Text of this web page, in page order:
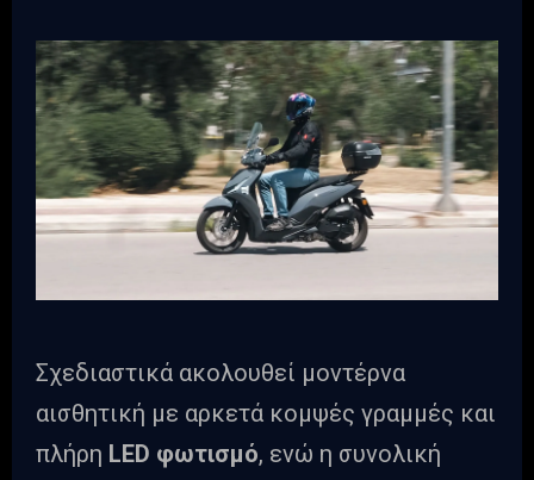
Σχεδιαστικά ακολουθεί μοντέρνα
αισθητική με αρκετά κομψές γραμμές και
πλήρη LED φωτισμό, ενώ η συνολική